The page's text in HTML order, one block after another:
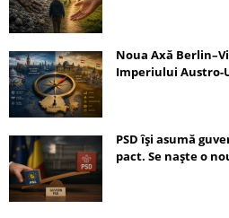
Noua Axă
Imperiului Austro-
PSD își asumă
pact. Se naște o